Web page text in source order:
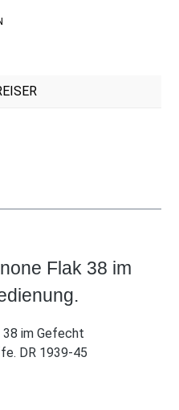
Flak 38 im
38 im Gefecht
DR 1939-45